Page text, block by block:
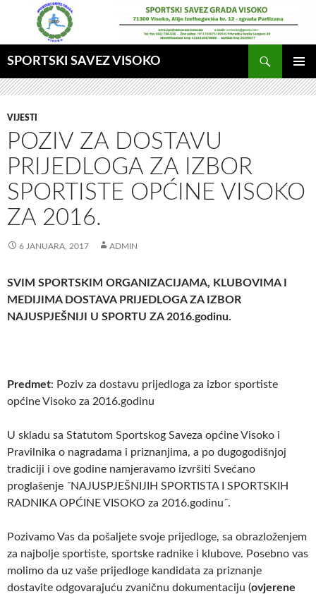
SPORTSKI SAVEZ VISOKO
GLAVNI
MENI
VIJESTI
POZIV ZA DOSTAVU
PRIJEDLOGA ZA IZBOR
SPORTISTE OPĆINE VISOKO
ZA 2016.
6 JANUARA, 2017 ADMIN
SVIM SPORTSKIM ORGANIZACIJAMA, KLUBOVIMA I
MEDIJIMA DOSTAVA PRIJEDLOGA ZA IZBOR
NAJUSPJEŠNIJI U SPORTU ZA 2016.godinu.
Predmet: Poziv za dostavu prijedloga za izbor sportiste
općine Visoko za 2016.godinu
U skladu sa Statutom Sportskog Saveza općine Visoko i
Pravilnika o nagradama i priznanjima, a po dugogodišnjoj
tradiciji i ove godine namjeravamo izvršiti Svećano
proglašenje ˝NAJUSPJEŠNIJIH SPORTISTA I SPORTSKIH
RADNIKA OPĆINE VISOKO za 2016.godinu˝.
Pozivamo Vas da pošaljete svoje prijedloge, sa obrazloženjem
za najbolje sportiste, sportske radnike i klubove. Posebno vas
molimo da uz vaše prijedloge kandidata za priznanje
dostavite odgovarajuću zvaničnu dokumentaciju (ovjerene